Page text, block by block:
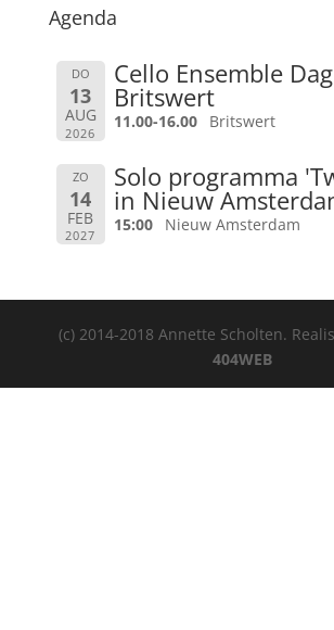
Agenda
DO
13
AUG
2026
Cello Ensemble Dag
Britswert
11.00-16.00 Britswert
ZO
14
FEB
2027
Solo programma
in Nieuw
15:00 Nieuw Amsterdam
(c) 2014-2018 Annette Scholten.
404WEB